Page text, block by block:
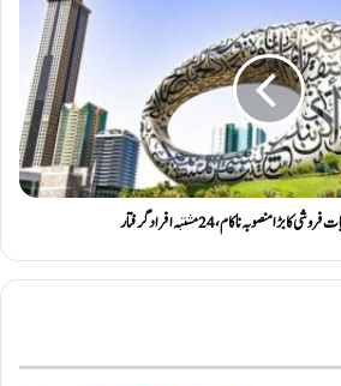
بڑا منصوبہ ناکام، 24 مشتبہ افراد گرفتار